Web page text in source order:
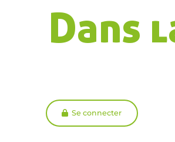
Dans
Se connecter